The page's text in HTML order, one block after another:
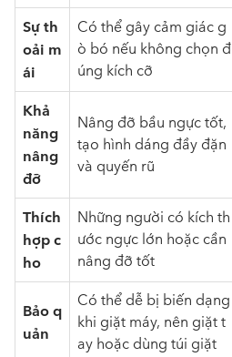
Sự th
oải m
ái
Có thể gây cảm giác g
ò bó nếu không chọn đ
úng kích cỡ
Khả
năng
nâng
đỡ
Nâng đỡ bầu ngực tốt,
tạo hình dáng đầy đặn
và quyến rũ
Thích
hợp c
ho
Những người có kích th
ước ngực lớn hoặc cần
nâng đỡ tốt
Bảo q
uản
Có thể dễ bị biến dạng
khi giặt máy, nên giặt t
ay hoặc dùng túi giặt